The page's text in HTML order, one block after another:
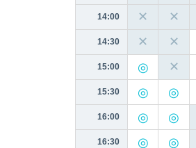
14:00 ✕ ✕
14:30 ✕ ✕
15:00 ✕
15:30
16:00
16:30